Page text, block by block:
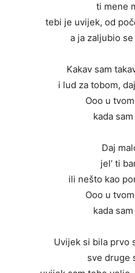
ti mene
tebi je uvijek, od
a ja zaljubio
Kakav sam
i lud za tobom,
Ooo u
kada
Daj
jel’ ti
ili nešto kao
Ooo u
kada
Uvijek si bila prvo
sve druge